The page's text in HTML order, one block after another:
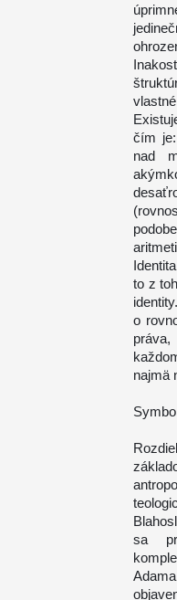
čím
nad
to z
o
najmä
sa